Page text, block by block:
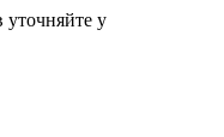
уточняйте у